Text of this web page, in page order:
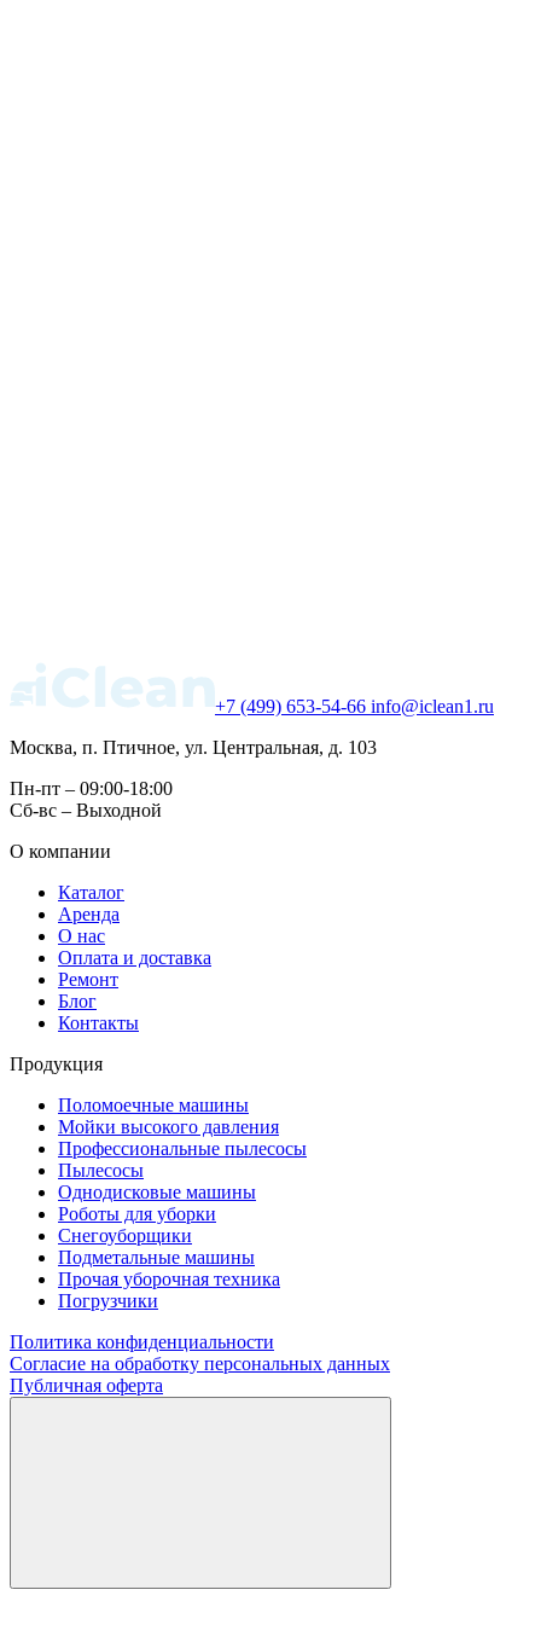
+7 (499) 653-54-66 info@iclean1.ru
Москва, п. Птичное, ул. Центральная, д. 103
Пн-пт – 09:00-18:00
Сб-вс – Выходной
О компании
Каталог
Аренда
О нас
Оплата и доставка
Ремонт
Блог
Контакты
Продукция
Поломоечные машины
Мойки высокого давления
Профессиональные пылесосы
Пылесосы
Однодисковые машины
Роботы для уборки
Снегоуборщики
Подметальные машины
Прочая уборочная техника
Погрузчики
Политика конфиденциальности
Согласие на обработку персональных данных
Публичная оферта